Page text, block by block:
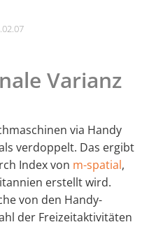
Varianz
via Handy
verdoppelt. Das ergibt
Index von m-spatial,
erstellt wird.
von den Handy-
der Freizeitaktivitäten